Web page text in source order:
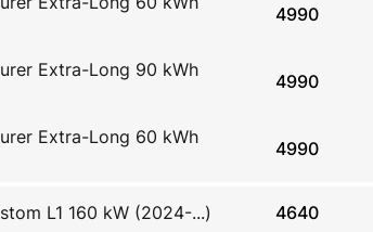
4990
Extra-Long 90 kWh
4990
Extra-Long 60 kWh
4990
L1 160 kW (2024-...) 4640